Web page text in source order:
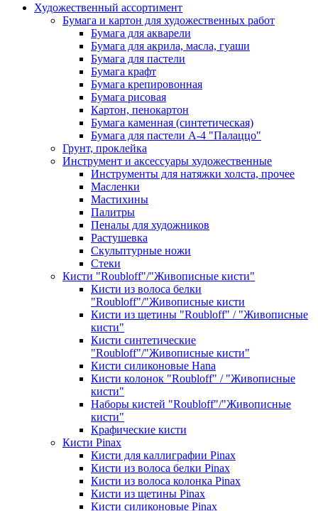
Художественный ассортимент
Бумага и картон для художественных работ
Бумага для акварели
Бумага для акрила, масла, гуаши
Бумага для пастели
Бумага крафт
Бумага крепировонная
Бумага рисовая
Картон, пенокартон
Бумага каменная (синтетическая)
Бумага для пастели А-4 "Палаццо"
Грунт, проклейка
Инструмент и аксессуары художественные
Инструменты для натяжки холста, прочее
Масленки
Мастихины
Палитры
Пеналы для художников
Растушевка
Скульптурные ножи
Стеки
Кисти "Roubloff"/"Живописные кисти"
Кисти из волоса белки
"Roubloff"/"Живописные кисти
Кисти из щетины "Roubloff" / "Живописные
кисти"
Кисти синтетические
"Roubloff"/"Живописные кисти"
Кисти силиконовые Hana
Кисти колонок "Roubloff" / "Живописные
кисти"
Наборы кистей "Roubloff"/"Живописные
кисти"
Крафические кисти
Кисти Pinax
Кисти для каллиграфии Pinax
Кисти из волоса белки Pinax
Кисти из волоса колонка Pinax
Кисти из щетины Pinax
Кисти силиконовые Pinax